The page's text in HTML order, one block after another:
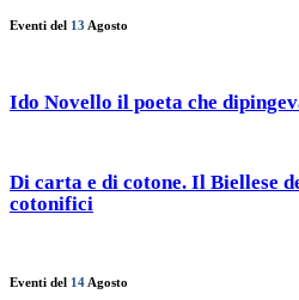
Eventi del 13 Agosto
Ido Novello il poeta che
Di carta e di cotone. Il Biellese
cotonifici
Eventi del 14 Agosto